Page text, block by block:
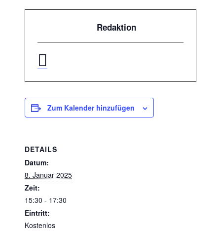
Redaktion
Zum Kalender hinzufügen
DETAILS
Datum:
8. Januar 2025
Zeit:
15:30 - 17:30
Eintritt:
Kostenlos